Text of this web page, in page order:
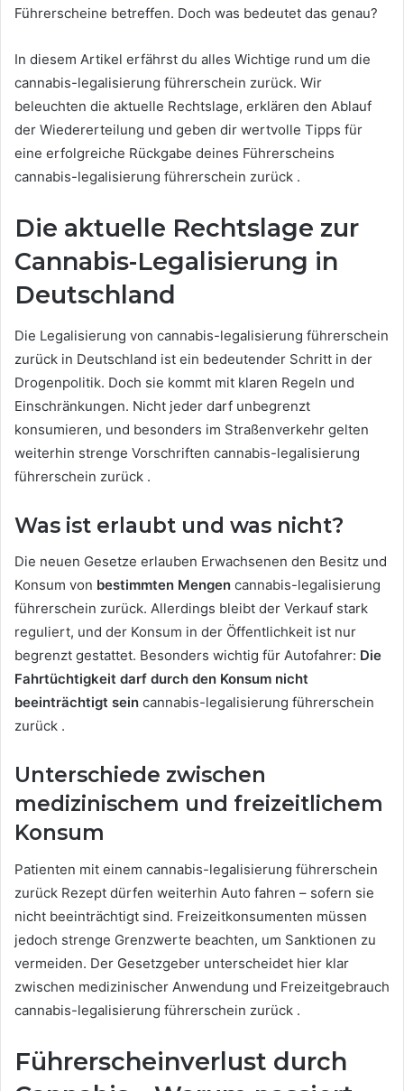
Führerscheine betreffen. Doch was bedeutet das genau?
In diesem Artikel erfährst du alles Wichtige rund um die
cannabis-legalisierung führerschein zurück. Wir
beleuchten die aktuelle Rechtslage, erklären den Ablauf
der Wiedererteilung und geben dir wertvolle Tipps für
eine erfolgreiche Rückgabe deines Führerscheins
cannabis-legalisierung führerschein zurück .
Die aktuelle Rechtslage zur
Cannabis-Legalisierung in
Deutschland
Die Legalisierung von cannabis-legalisierung führerschein
zurück in Deutschland ist ein bedeutender Schritt in der
Drogenpolitik. Doch sie kommt mit klaren Regeln und
Einschränkungen. Nicht jeder darf unbegrenzt
konsumieren, und besonders im Straßenverkehr gelten
weiterhin strenge Vorschriften cannabis-legalisierung
führerschein zurück .
Was ist erlaubt und was nicht?
Die neuen Gesetze erlauben Erwachsenen den Besitz und
Konsum von bestimmten Mengen cannabis-legalisierung
führerschein zurück. Allerdings bleibt der Verkauf stark
reguliert, und der Konsum in der Öffentlichkeit ist nur
begrenzt gestattet. Besonders wichtig für Autofahrer: Die
Fahrtüchtigkeit darf durch den Konsum nicht
beeinträchtigt sein cannabis-legalisierung führerschein
zurück .
Unterschiede zwischen
medizinischem und freizeitlichem
Konsum
Patienten mit einem cannabis-legalisierung führerschein
zurück Rezept dürfen weiterhin Auto fahren – sofern sie
nicht beeinträchtigt sind. Freizeitkonsumenten müssen
jedoch strenge Grenzwerte beachten, um Sanktionen zu
vermeiden. Der Gesetzgeber unterscheidet hier klar
zwischen medizinischer Anwendung und Freizeitgebrauch
cannabis-legalisierung führerschein zurück .
Führerscheinverlust durch